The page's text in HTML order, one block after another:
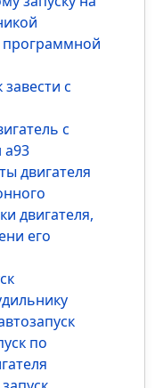
с
с
а93
двигателя
двигателя,
его
по